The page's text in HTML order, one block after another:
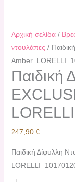
Αρχική σελίδα/
ντουλάπες /
Amber LORELLI
Παιδική
247,90 €
Παιδική Δίφυλλη
LORELLI